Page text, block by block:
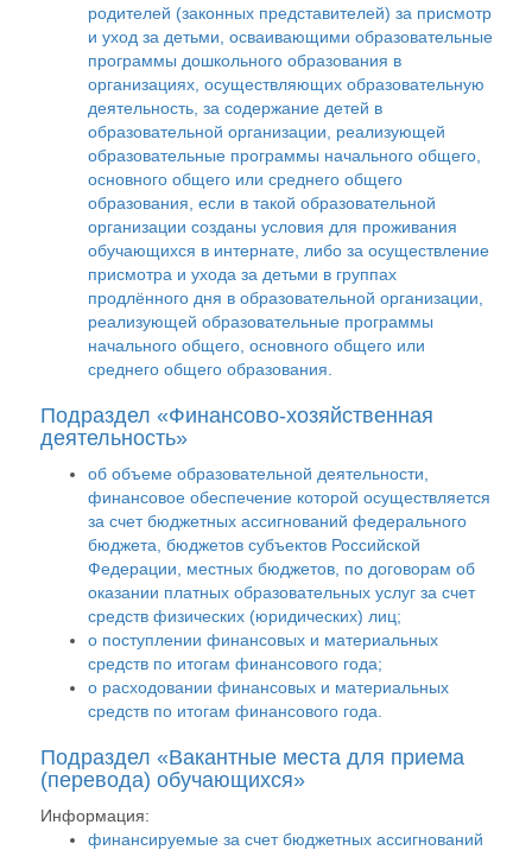
родителей (законных представителей) за присмотр
и уход за детьми, осваивающими образовательные
программы дошкольного образования в
организациях, осуществляющих образовательную
деятельность, за содержание детей в
образовательной организации, реализующей
образовательные программы начального общего,
основного общего или среднего общего
образования, если в такой образовательной
организации созданы условия для проживания
обучающихся в интернате, либо за осуществление
присмотра и ухода за детьми в группах
продлённого дня в образовательной организации,
реализующей образовательные программы
начального общего, основного общего или
среднего общего образования.
Подраздел «Финансово-хозяйственная
деятельность»
об объеме образовательной деятельности,
финансовое обеспечение которой осуществляется
за счет бюджетных ассигнований федерального
бюджета, бюджетов субъектов Российской
Федерации, местных бюджетов, по договорам об
оказании платных образовательных услуг за счет
средств физических (юридических) лиц;
о поступлении финансовых и материальных
средств по итогам финансового года;
о расходовании финансовых и материальных
средств по итогам финансового года.
Подраздел «Вакантные места для приема
(перевода) обучающихся»
Информация:
финансируемые за счет бюджетных ассигнований